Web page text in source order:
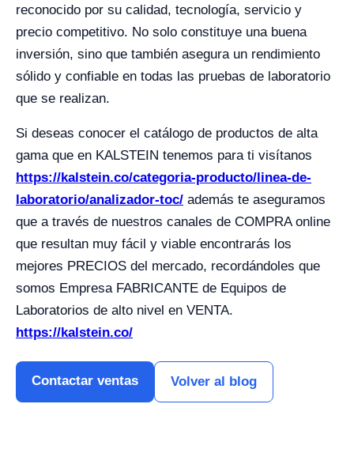
reconocido por su calidad, tecnología, servicio y
precio competitivo. No solo constituye una buena
inversión, sino que también asegura un rendimiento
sólido y confiable en todas las pruebas de laboratorio
que se realizan.
Si deseas conocer el catálogo de productos de alta
gama que en KALSTEIN tenemos para ti visítanos
https://kalstein.co/categoria-producto/linea-de-
laboratorio/analizador-toc/ además te aseguramos
que a través de nuestros canales de COMPRA online
que resultan muy fácil y viable encontrarás los
mejores PRECIOS del mercado, recordándoles que
somos Empresa FABRICANTE de Equipos de
Laboratorios de alto nivel en VENTA.
https://kalstein.co/
Contactar ventas Volver al blog